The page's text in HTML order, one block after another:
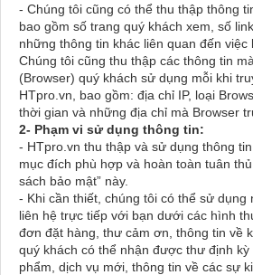
- Chúng tôi cũng có thể thu thập thông
bao gồm số trang quý khách xem, số
những thông tin khác liên quan đến việc
Chúng tôi cũng thu thập các thông tin
(Browser) quý khách sử dụng mỗi khi
HTpro.vn, bao gồm: địa chỉ IP, loại
thời gian và những địa chỉ mà Browser
2- Phạm vi sử dụng thông tin:
- HTpro.vn thu thập và sử dụng thông
mục đích phù hợp và hoàn toàn tuân
sách bảo mật” này.
- Khi cần thiết, chúng tôi có thể sử dụng
liên hệ trực tiếp với bạn dưới các hình
đơn đặt hàng, thư cảm ơn, thông tin về
quý khách có thể nhận được thư định
phẩm, dịch vụ mới, thông tin về các sự